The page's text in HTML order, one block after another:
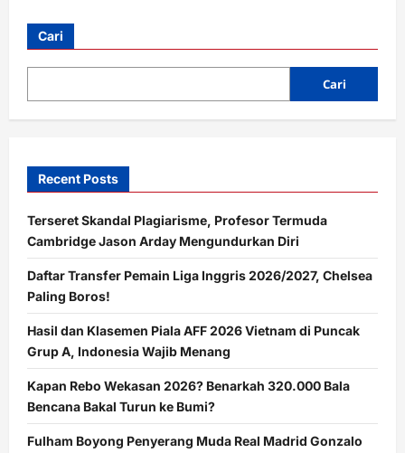
Organ
Perempuan
Tetap
Cari
Cari
Recent Posts
Terseret Skandal Plagiarisme, Profesor Termuda
Cambridge Jason Arday Mengundurkan Diri
Daftar Transfer Pemain Liga Inggris 2026/2027, Chelsea
Paling Boros!
Hasil dan Klasemen Piala AFF 2026 Vietnam di Puncak
Grup A, Indonesia Wajib Menang
Kapan Rebo Wekasan 2026? Benarkah 320.000 Bala
Bencana Bakal Turun ke Bumi?
Fulham Boyong Penyerang Muda Real Madrid Gonzalo